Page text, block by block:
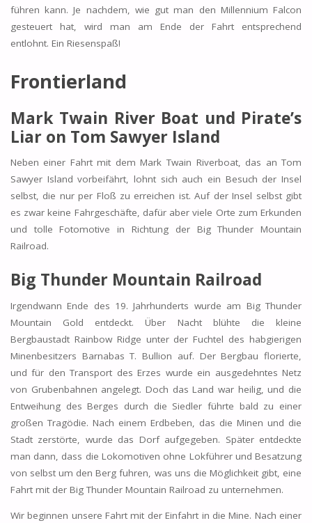
führen kann. Je nachdem, wie gut man den Millennium Falcon
gesteuert hat, wird man am Ende der Fahrt entsprechend
entlohnt. Ein Riesenspaß!
Frontierland
Mark Twain River Boat und Pirate’s
Liar on Tom Sawyer Island
Neben einer Fahrt mit dem Mark Twain Riverboat, das an Tom
Sawyer Island vorbeifährt, lohnt sich auch ein Besuch der Insel
selbst, die nur per Floß zu erreichen ist. Auf der Insel selbst gibt
es zwar keine Fahrgeschäfte, dafür aber viele Orte zum Erkunden
und tolle Fotomotive in Richtung der Big Thunder Mountain
Railroad.
Big Thunder Mountain Railroad
Irgendwann Ende des 19. Jahrhunderts wurde am Big Thunder
Mountain Gold entdeckt. Über Nacht blühte die kleine
Bergbaustadt Rainbow Ridge unter der Fuchtel des habgierigen
Minenbesitzers Barnabas T. Bullion auf. Der Bergbau florierte,
und für den Transport des Erzes wurde ein ausgedehntes Netz
von Grubenbahnen angelegt. Doch das Land war heilig, und die
Entweihung des Berges durch die Siedler führte bald zu einer
großen Tragödie. Nach einem Erdbeben, das die Minen und die
Stadt zerstörte, wurde das Dorf aufgegeben. Später entdeckte
man dann, dass die Lokomotiven ohne Lokführer und Besatzung
von selbst um den Berg fuhren, was uns die Möglichkeit gibt, eine
Fahrt mit der Big Thunder Mountain Railroad zu unternehmen.
Wir beginnen unsere Fahrt mit der Einfahrt in die Mine. Nach einer